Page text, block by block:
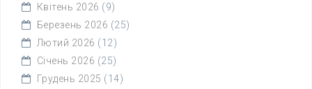
Квітень 2026 (9)
Березень 2026 (25)
Лютий 2026 (12)
Січень 2026 (25)
Грудень 2025 (14)